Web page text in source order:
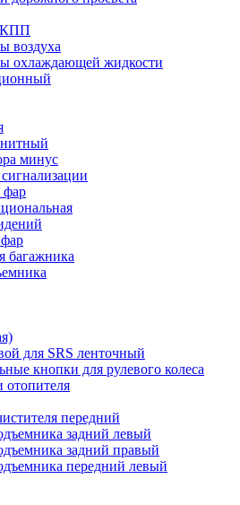
воздуха
охлаждающей жидкости
минус
фар
багажника
для SRS ленточный
кнопки для рулевого колеса
отопителя
передний
задний левый
задний правый
передний левый